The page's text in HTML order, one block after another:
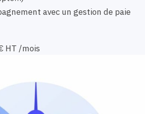
avec un gestion de paie
HT /mois